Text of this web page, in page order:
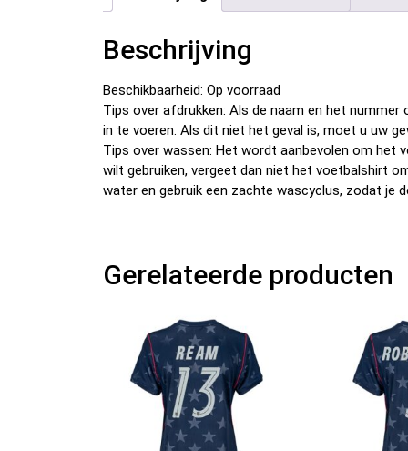
Beschrijving
Beschikbaarheid: Op voorraad
Tips over afdrukken: Als de naam en het
in te voeren. Als dit niet het geval is, moet u uw
Tips over wassen: Het wordt aanbevolen om het
wilt gebruiken, vergeet dan niet het voetbalshirt
water en gebruik een zachte wascyclus, zodat je
Gerelateerde producten